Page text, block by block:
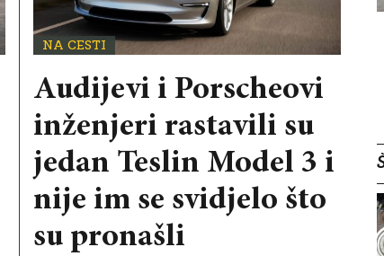
NA CESTI
Audijevi i Porscheovi
inženjeri rastavili su
jedan Teslin Model 3 i
nije im se svidjelo što
su pronašli